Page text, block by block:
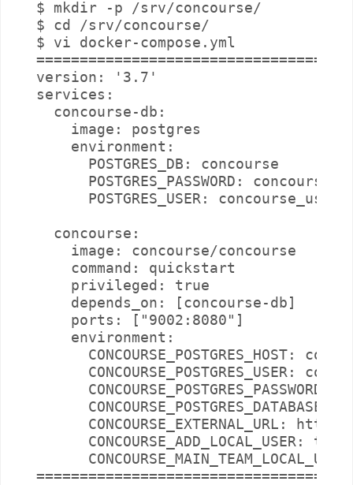
$ mkdir -p /srv/concourse/
$ cd /srv/concourse/
$ vi docker-compose.yml
==================================
version: '3.7'
services:
  concourse-db:
    image: postgres
    environment:
      POSTGRES_DB: concourse
POSTGRES_PASSWORD:
      POSTGRES_USER: concourse_user
  concourse:
    image: concourse/concourse
    command: quickstart
    privileged: true
    depends_on: [concourse-db]
    ports: ["9002:8080"]
    environment:
CONCOURSE_POSTGRES_HOST:
CONCOURSE_POSTGRES_USER:
CONCOURSE_POSTGRES_PASSWORD:
CONCOURSE_POSTGRES_DATABASE:
CONCOURSE_EXTERNAL_URL:
CONCOURSE_ADD_LOCAL_USER:
==================================